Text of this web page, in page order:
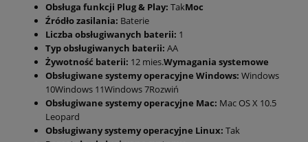
Obsługa funkcji Plug & Play: TakMoc
Źródło zasilania: Baterie
Liczba obsługiwanych baterii: 1
Typ obsługiwanych baterii: AA
Żywotność baterii: 12 mies.Wymagania systemowe
Obsługiwane systemy operacyjne Windows: Windows
10Windows 11Windows 7Rozwiń
Obsługiwane systemy operacyjne Mac: Mac OS X 10.5
Leopard
Obsługiwany systemy operacyjne Linux: Tak